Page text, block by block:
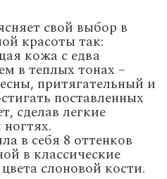
свой выбор в
красоты так:
кожа с едва
в теплых тонах –
притягательный и
поставленных
сделав легкие
в себя 8 оттенков
в классические
слоновой кости.